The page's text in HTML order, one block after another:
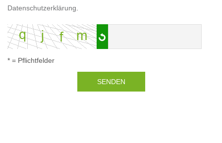
Datenschutzerklärung
* = Pflichtfelder